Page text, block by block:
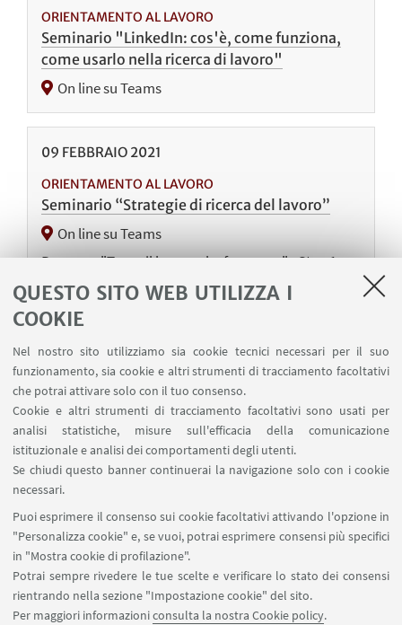
QUESTO SITO WEB UTILIZZA I
COOKIE
Nel nostro sito utilizziamo sia cookie tecnici necessari per il suo
funzionamento, sia cookie e altri strumenti di tracciamento facoltativi
che potrai attivare solo con il tuo consenso.
Cookie e altri strumenti di tracciamento facoltativi sono usati per
analisi statistiche, misure sull'efficacia della comunicazione
istituzionale e analisi dei comportamenti degli utenti.
Se chiudi questo banner continuerai la navigazione solo con i cookie
necessari.
Puoi esprimere il consenso sui cookie facoltativi attivando l'opzione in
"Personalizza cookie" e, se vuoi, potrai esprimere consensi più specifici
in "Mostra cookie di profilazione".
Potrai sempre rivedere le tue scelte e verificare lo stato dei consensi
rientrando nella sezione "Impostazione cookie" del sito.
Per maggiori informazioniconsulta la nostra Cookie policy.
ORIENTAMENTO AL LAVORO
Seminario "LinkedIn: cos'è, come funziona,
come usarlo nella ricerca di lavoro"
On line su Teams
09 FEBBRAIO 2021
ORIENTAMENTO AL LAVORO
Seminario “Strategie di ricerca del lavoro”
On line su Teams
Percorso "Trovo il lavoro che fa per me" - Step 1
INCONTRARE ENTI E IMPRESE, FARE NETWORKING
Recruiting Week Pharma&Biotech
online
«
Precedenti
12
elementi Successivi
12
1 ... 52 53 54 55
56 57 58